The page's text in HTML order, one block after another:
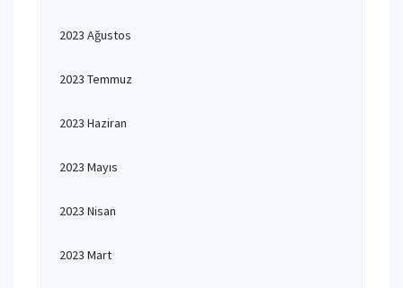
2023 Ağustos
2023 Temmuz
2023 Haziran
2023 Mayıs
2023 Nisan
2023 Mart